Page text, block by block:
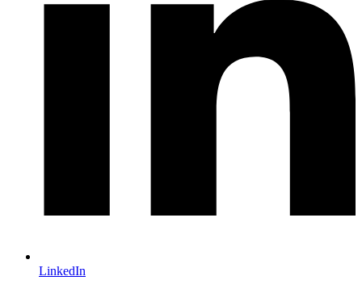
LinkedIn